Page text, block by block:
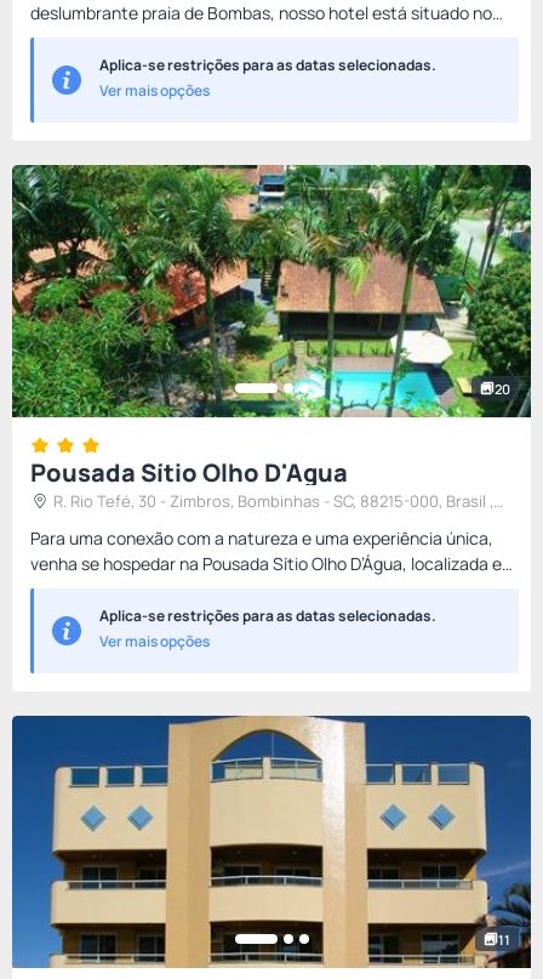
deslumbrante praia de Bombas, nosso hotel está situado no
coração da cidade, cercado por restaurantes, mercados e
padarias p...Aplica-se restrições para as datas selecionadas.
Ver mais opções
20
Pousada Sítio Olho D'Agua
Para uma conexão com a natureza e uma experiência única,
venha se hospedar na Pousada Sítio Olho D’Água, localizada em
Bombinhas, na área de preservação ambiental Costão de
Zimbros...Aplica-se restrições para as datas selecionadas.
Ver mais opções
11